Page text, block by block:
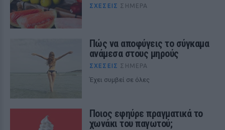
ΣΧΈΣΕΙΣ ΣΉΜΕΡΑ
Πώς να αποφύγεις το σύγκαμα
ανάμεσα στους μηρούς
ΣΧΈΣΕΙΣ ΣΉΜΕΡΑ
Έχει συμβεί σε όλες
Ποιος εφηύρε πραγματικά το
χωνάκι του παγωτού;